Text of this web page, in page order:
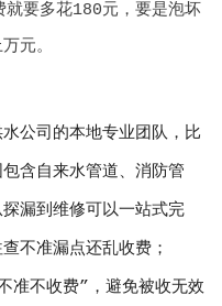
要多花180元，要是泡坏
元。
公司的本地专业团队，比
含自来水管道、消防管
漏到维修可以一站式完
不准漏点还乱收费；
准不收费”，避免被收无效